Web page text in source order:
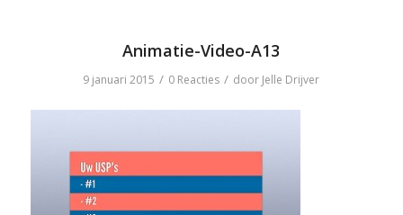
Animatie-Video-A13
9 januari 2015 / 0 Reacties / door Jelle Drijver